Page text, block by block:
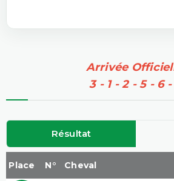
Arrivée
3 - 1 - 2 - 5 - 6
Résultat
Place N° Cheval